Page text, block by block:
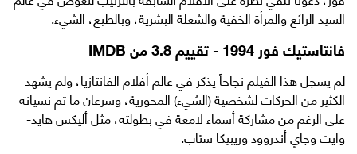
السيد الرائع والمرأة الخفية والشعلة البشرية، وبالطبع، الشيء.
فانتاستيك فور 1994 - تقييم 3.8 من IMDB
لم يسجل هذا الفيلم نجاحاً يذكر في عالم أفلام الفانتازيا، ولم يشهد
الكثير من الحركات لشخصية (الشيء) المحورية، وسرعان ما تم نسيانه
على الرغم من مشاركة أسماء لامعة في بطولته، مثل أليكس هايد-
وايت وجاي أندروود وريبيكا ستاب.